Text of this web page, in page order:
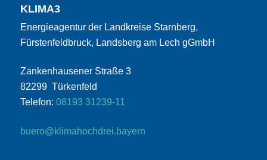
KLIMA3
Energieagentur der Landkreise Starnberg,
Fürstenfeldbruck, Landsberg am Lech gGmbH
Zankenhausener Straße 3
82299 Türkenfeld
Telefon: 08193 31239-11
buero@klimahochdrei.bayern